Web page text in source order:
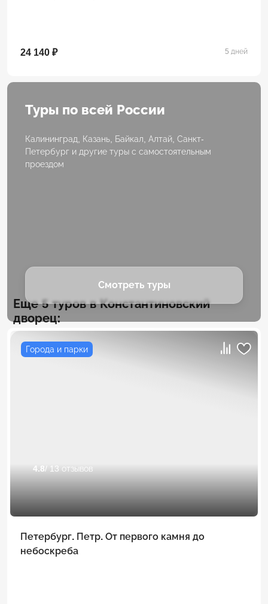
24 140 ₽ 5 дней
Туры по всей России
Калининград, Казань, Байкал, Алтай, Санкт-
Петербург и другие туры с самостоятельным
проездом
Смотреть туры
Еще 5 туров в Константиновский
дворец:
Города и парки
4.8/ 13 отзывов
Петербург. Петр. От первого камня до
небоскреба